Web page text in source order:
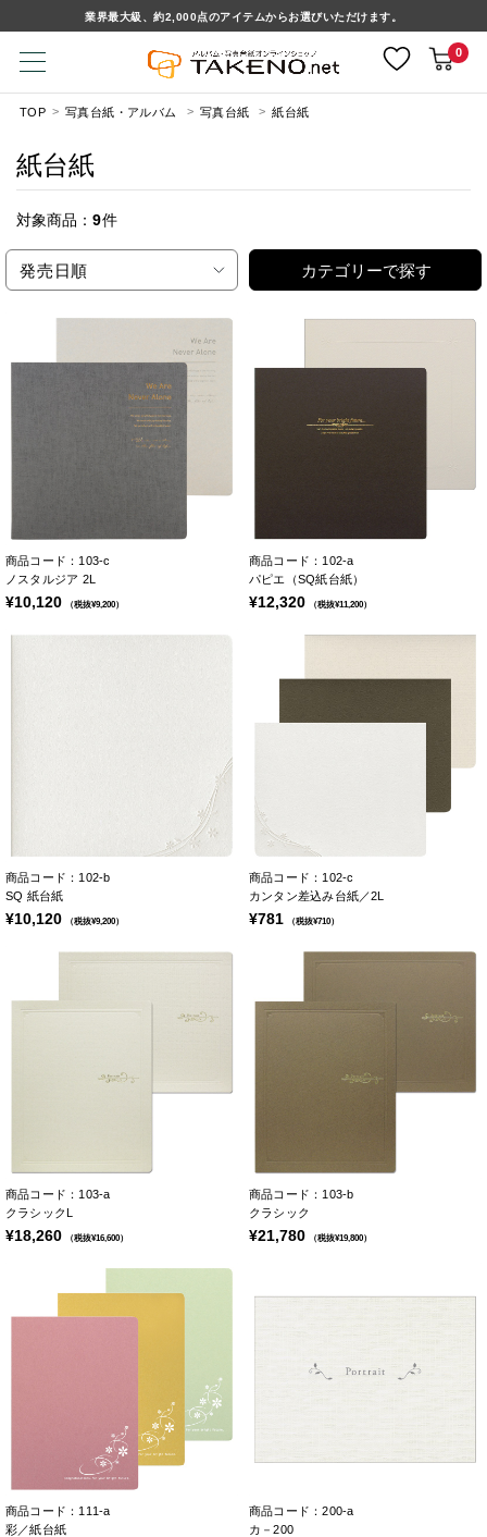
業界最大級、約2,000点のアイテムからお選びいただけます。
0
TOP 写真台紙・アルバム 写真台紙 紙台紙
紙台紙
対象商品： 9件
発売日順 カテゴリーで探す
商品コード：103-c
ノスタルジア 2L
¥10,120 （税抜¥9,200）
商品コード：102-a
パピエ（SQ紙台紙）
¥12,320 （税抜¥11,200）
商品コード：102-b
SQ 紙台紙
¥10,120 （税抜¥9,200）
商品コード：102-c
カンタン差込み台紙／2L
¥781 （税抜¥710）
商品コード：103-a
クラシックL
¥18,260 （税抜¥16,600）
商品コード：103-b
クラシック
¥21,780 （税抜¥19,800）
商品コード：111-a
彩／紙台紙
商品コード：200-a
カ－200